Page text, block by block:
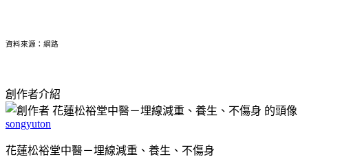
資料來源：網路
創作者介紹
songyuton
花蓮松裕堂中醫－埋線減重、養生、不傷身